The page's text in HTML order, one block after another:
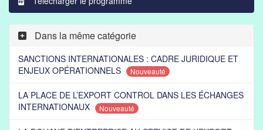
Dans la même catégorie
SANCTIONS INTERNATIONALES : CADRE JURIDIQUE ET
ENJEUX OPÉRATIONNELS
Nouveauté
LA PLACE DE L’EXPORT CONTROL DANS LES ÉCHANGES
INTERNATIONAUX
Nouveauté